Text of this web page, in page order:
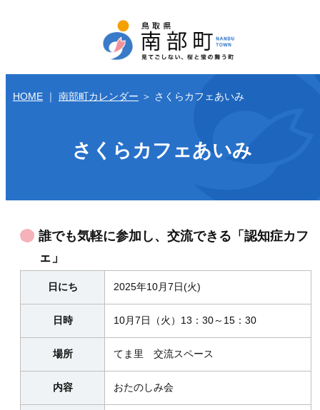
HOME ｜ 南部町カレンダー ＞ さくらカフェあいみ
さくらカフェあいみ
誰でも気軽に参加し、交流できる「認知症カフ
ェ」
日にち 2025年10月7日(火)
日時 10月7日（火）13：30～15：30
場所 てま里 交流スペース
内容 おたのしみ会